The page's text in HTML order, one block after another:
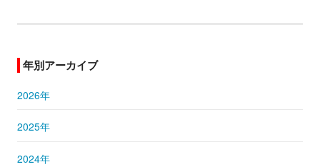
年別アーカイブ
2026年
2025年
2024年